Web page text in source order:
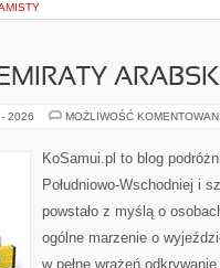
2026 MOŻLIWOŚĆ
KoSamui.pl to blog
Południowo-Wschodniej i
powstało z myślą o
ogólne marzenie o
w pełne wrażeń